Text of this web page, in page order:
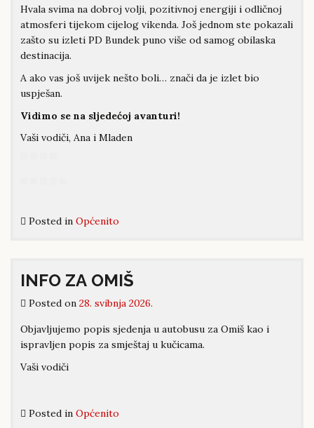
Hvala svima na dobroj volji, pozitivnoj energiji i odličnoj
atmosferi tijekom cijelog vikenda. Još jednom ste pokazali
zašto su izleti PD Bundek puno više od samog obilaska
destinacija.
A ako vas još uvijek nešto boli… znači da je izlet bio
uspješan.
Vidimo se na sljedećoj avanturi!
Vaši vodiči, Ana i Mladen
Posted in Općenito
INFO ZA OMIŠ
Posted on 28. svibnja 2026.
Objavljujemo popis sjedenja u autobusu za Omiš kao i
ispravljen popis za smještaj u kučicama.
Vaši vodiči
Posted in Općenito